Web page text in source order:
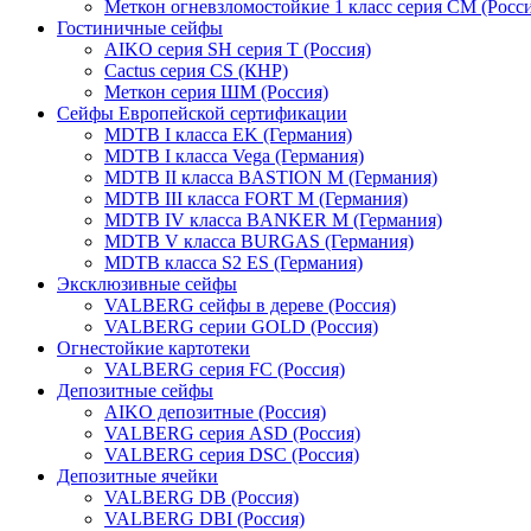
Меткон огневзломостойкие 1 класс серия СМ
Гостиничные сейфы
AIKO серия SH серия Т (Россия)
Cactus серия CS (КНР)
Меткон серия ШМ (Россия)
Сейфы Европейской сертификации
MDTB I класса EK (Германия)
MDTB I класса Vega (Германия)
MDTB II класса BASTION M (Германия)
MDTB III класса FORT M (Германия)
MDTB IV класса BANKER M (Германия)
MDTB V класса BURGAS (Германия)
MDTB класса S2 ES (Германия)
Эксклюзивные сейфы
VALBERG сейфы в дереве (Россия)
VALBERG серии GOLD (Россия)
Огнестойкие картотеки
VALBERG серия FC (Россия)
Депозитные сейфы
AIKO депозитные (Россия)
VALBERG серия ASD (Россия)
VALBERG серия DSC (Россия)
Депозитные ячейки
VALBERG DB (Россия)
VALBERG DBI (Россия)